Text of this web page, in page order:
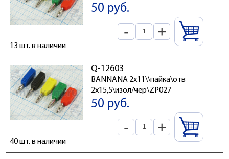
50 руб.
- +
13 шт. в наличии
Q-12603
BANNANA 2x11\\пайка\отв
2x15,5\изол/чер\ZP027
50 руб.
- +
40 шт. в наличии